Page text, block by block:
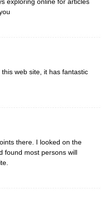
exploring online for articles
web site, it has fantastic
there. I looked on the
found most persons will